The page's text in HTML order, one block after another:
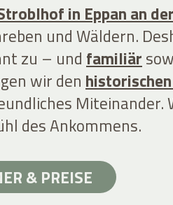
in Eppan an
und Wäldern.
zu – und familiär
wir den
Miteinander.
des Ankommens.
& PREISE